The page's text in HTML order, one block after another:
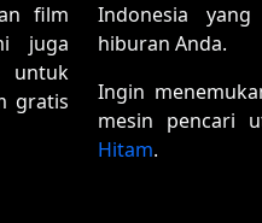
film
juga
gratis
Indonesia
hiburan Anda.
Ingin
mesin pencari
Hitam.